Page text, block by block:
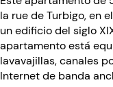
la rue de Turbigo, en
un edificio del siglo
apartamento está
lavavajillas, canales
Internet de banda ancha con wifi. El